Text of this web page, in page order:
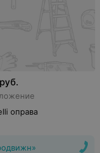
руб.
оправа